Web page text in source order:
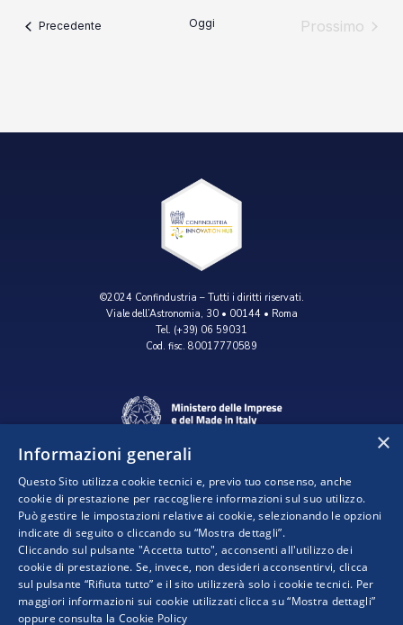
Precedente Oggi
Prossimo
©2024 Confindustria – Tutti i diritti riservati.
Viale dell’Astronomia, 30 • 00144 • Roma
Tel. (+39) 06 59031
Cod. fisc. 80017770589
Progetto realizzato da:
×
Informazioni generali
Questo Sito utilizza cookie tecnici e, previo tuo consenso, anche
cookie di prestazione per raccogliere informazioni sul suo utilizzo.
Può gestire le impostazioni relative ai cookie, selezionando le opzioni
indicate di seguito o cliccando su “Mostra dettagli”.
Cliccando sul pulsante "Accetta tutto", acconsenti all'utilizzo dei
cookie di prestazione. Se, invece, non desideri acconsentirvi, clicca
sul pulsante “Rifiuta tutto” e il sito utilizzerà solo i cookie tecnici. Per
maggiori informazioni sui cookie utilizzati clicca su “Mostra dettagli”
oppure consulta la Cookie Policy